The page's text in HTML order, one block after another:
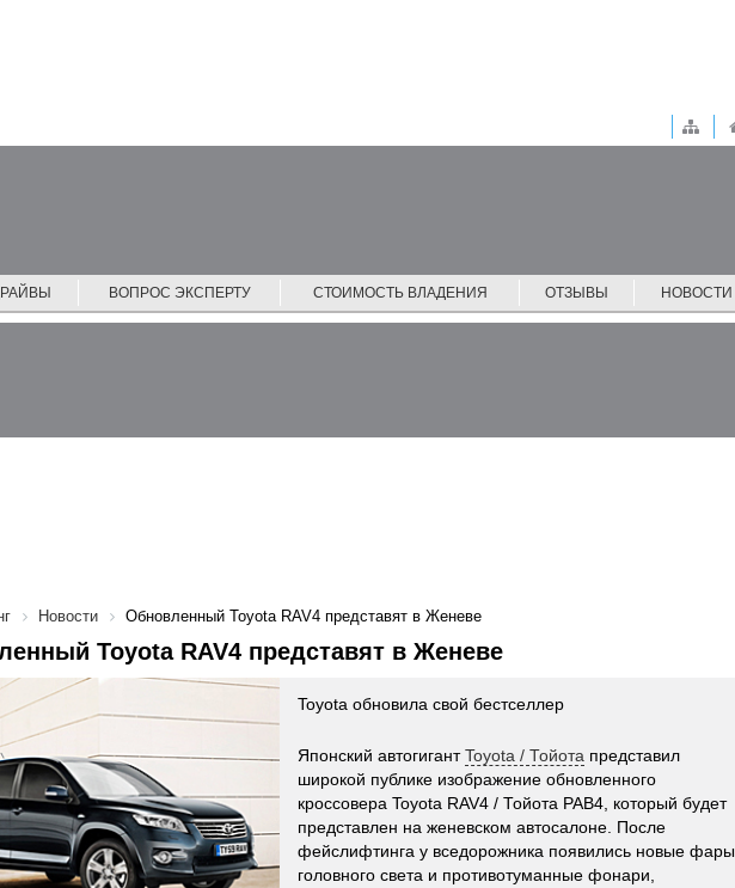
ВОПРОС ЭКСПЕРТУ СТОИМОСТЬ ВЛАДЕНИЯ ОТЗЫВЫ НОВОСТИ
Новости Обновленный Toyota RAV4 представят в Женеве
Toyota RAV4 представят в Женеве
Toyota обновила свой бестселлер
Японский автогигантToyota / Тойота представил
широкой публике изображение обновленного
кроссовера Toyota RAV4 / Тойота РАВ4, который будет
представлен на женевском автосалоне. После
фейслифтинга у вседорожника появились новые фары
головного света и противотуманные фонари,